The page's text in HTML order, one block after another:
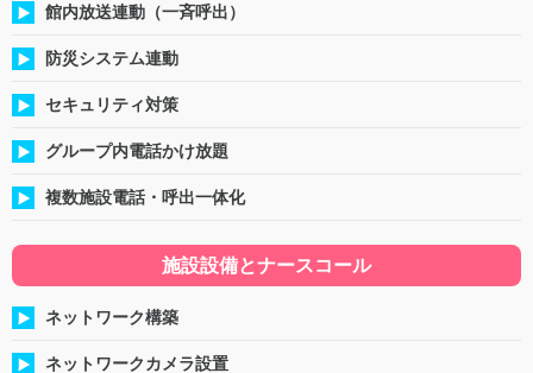
館内放送連動（一斉呼出）
防災システム連動
セキュリティ対策
グループ内電話かけ放題
複数施設電話・呼出一体化
施設設備とナースコール
ネットワーク構築
ネットワークカメラ設置